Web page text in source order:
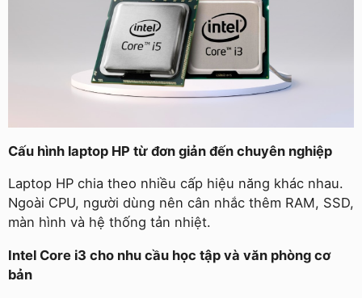
Cấu hình laptop HP từ đơn giản đến chuyên nghiệp
Laptop HP chia theo nhiều cấp hiệu năng khác nhau.
Ngoài CPU, người dùng nên cân nhắc thêm RAM, SSD,
màn hình và hệ thống tản nhiệt.
Intel Core i3 cho nhu cầu học tập và văn phòng cơ
bản